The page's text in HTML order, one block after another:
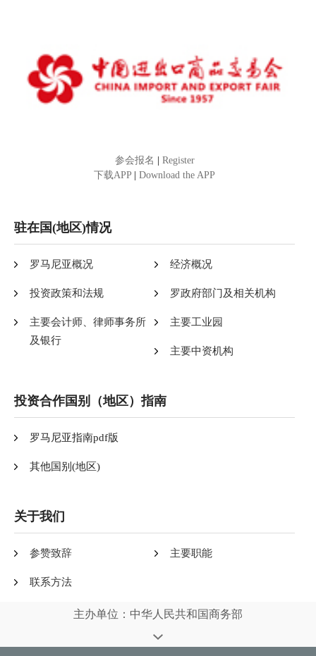
参会报名
Register
下载APP
Download the APP
驻在国(地区)情况
罗马尼亚概况 经济概况
投资政策和法规 罗政府部门及相关机构
主要会计师、律师事务所
及银行
主要工业园
主要中资机构
投资合作国别（地区）指南
罗马尼亚指南pdf版
其他国别(地区)
关于我们
参赞致辞 主要职能
联系方法
主办单位：中华人民共和国商务部